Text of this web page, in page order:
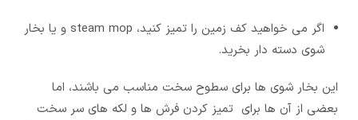
اگر می خواهید کف زمین را تمیز کنید، steam mop و یا بخار
شوی دسته دار بخرید.
این بخار شوی ها برای سطوح سخت مناسب می باشند، اما
بعضی از آن ها برای تمیز کردن فرش ها و لکه های سر سخت